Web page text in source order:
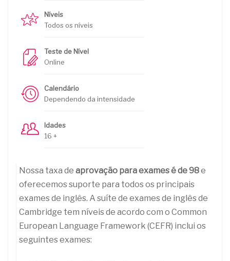
Níveis
Todos os níveis
Teste de Nível
Online
Calendário
Dependendo da intensidade
Idades
16 +
Nossa taxa de aprovação para exames é de 98e
oferecemos suporte para todos os principais
exames de inglês. A suíte de exames de inglês de
Cambridge tem níveis de acordo com o Common
European Language Framework (CEFR) inclui os
seguintes exames: